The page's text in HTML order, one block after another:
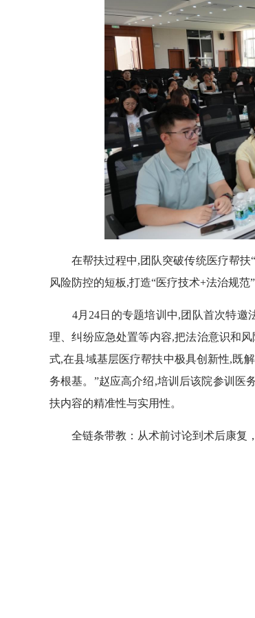
在帮扶过程中,团队突破传统医疗帮扶“
风险防控的短板,打造“医疗技术+法治规范
4月24日的专题培训中,团队首次特邀
理、纠纷应急处置等内容,把法治意识和
式,在县域基层医疗帮扶中极具创新性,既
务根基。”赵应高介绍,培训后该院参训医
扶内容的精准性与实用性。
全链条带教：从术前讨论到术后康复